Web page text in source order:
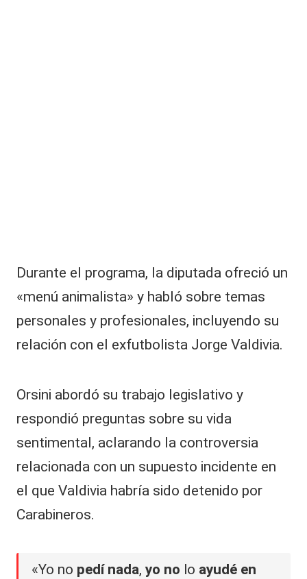
Durante el programa, la diputada ofreció un
«menú animalista» y habló sobre temas
personales y profesionales, incluyendo su
relación con el exfutbolista Jorge Valdivia.
Orsini abordó su trabajo legislativo y
respondió preguntas sobre su vida
sentimental, aclarando la controversia
relacionada con un supuesto incidente en
el que Valdivia habría sido detenido por
Carabineros.
«Yo no pedí nada,yo no lo ayudé en